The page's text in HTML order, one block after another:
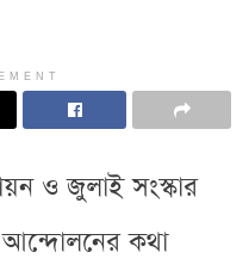
ও জুলাই সংস্কার
কথা